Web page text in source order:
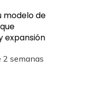
modelo de
expansión
2 semanas